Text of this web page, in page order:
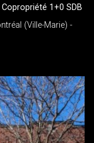
Copropriété 1+0 SDB
(Ville-Marie) -